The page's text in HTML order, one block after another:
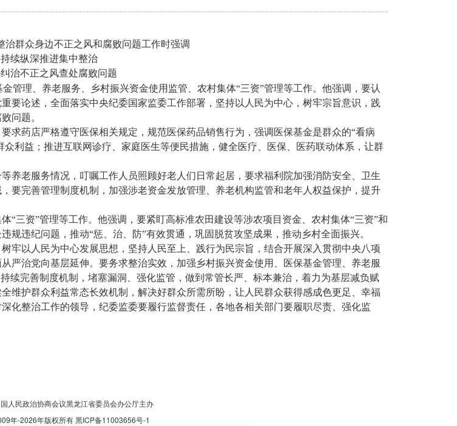
治群众身边不正之风和腐败问题工作时强调
持续纵深推进集中整治
治不正之风查处腐败问题
管理、养老服务、乡村振兴资金使用监管、农村集体“三资”管理等工作。他强调，要认
要论述，全面落实中央纪委国家监委工作部署，坚持以人民为中心，树牢宗旨意识，践
问题。
求药店严格遵守医保相关规定，规范医保药品销售行为，强调医保基金是群众的“看病
利益；推进互联网诊疗、家庭医生等便民措施，健全医疗、医保、医药联动体系，让群
养老服务情况，叮嘱工作人员照顾好老人们日常起居，要求福利院加强消防安全、卫生
要完善管理制度机制，加强涉老资金发放管理、养老机构监管和老年人权益保护，提升
“三资”管理等工作。他强调，要紧盯高标准农田建设等涉农项目资金、农村集体“三资”和
违纪问题，推动“惩、治、防”有效贯通，巩固脱贫攻坚成果，推动乡村全面振兴。
牢以人民为中心发展思想，坚持人民至上、践行为民宗旨，结合开展深入贯彻中央八项
严治党向基层延伸。要务求整治实效，加强乡村振兴资金使用、医保基金管理、养老服
续完善制度机制，堵塞漏洞、强化监管，做到常管长严、标本兼治，着力为基层减负赋
维护群众利益常态长效机制，解决好群众所需所盼，让人民群众获得感成色更足、幸福
化整治工作的领导，纪委监委要履行监督责任，各地各相关部门要履职尽责、强化监
人民政治协商会议黑龙江省委员会办公厅主办
年-2026年版权所有黑ICP备11003656号-1